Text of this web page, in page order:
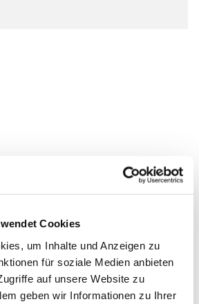
Cookies
um Inhalte und Anzeigen zu
für soziale Medien anbieten
auf unsere Website zu
geben wir Informationen zu Ihrer